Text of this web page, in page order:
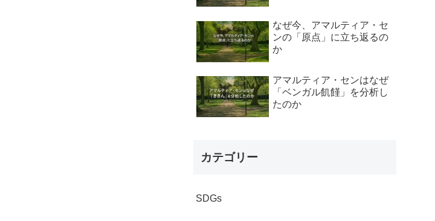
なぜ今、アマルティア・セ
ンの「原点」に立ち返るの
か
アマルティア・センはなぜ
「ベンガル飢饉」を分析し
たのか
カテゴリー
SDGs